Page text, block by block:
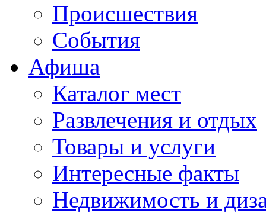
Происшествия
События
Афиша
Каталог мест
Развлечения и отдых
Товары и услуги
Интересные факты
Недвижимость и